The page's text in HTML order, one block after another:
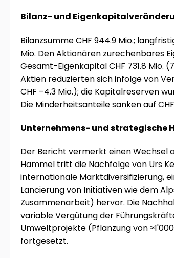
Bilanz- und
Bilanzsumme CHF 944.9 Mio.;
Mio. Den Aktionären zurechenbares
Gesamt-Eigenkapital CHF 731.8 Mio.
Aktien reduzierten sich infolge von
CHF –4.3 Mio.); die Kapitalreserven
Die Minderheitsanteile sanken auf
Unternehmens- und strategische
Der Bericht vermerkt einen Wechsel
Hammel tritt die Nachfolge von Urs
internationale Marktdiversifizierung,
Lancierung von Initiativen wie dem
Zusammenarbeit) hervor. Die
variable Vergütung der
Umweltprojekte (Pflanzung von
fortgesetzt.